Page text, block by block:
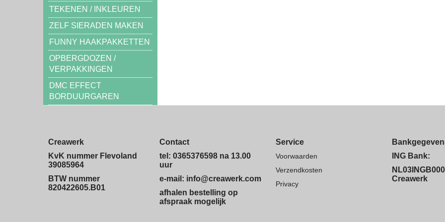
TEKENEN / INKLEUREN
ZELF SIERADEN MAKEN
FUNNY HAAKPAKKETTEN
OPBERGDOZEN /
VERPAKKINGEN
DMC EFFECT
BORDUURGAREN
Creawerk
KvK nummer Flevoland
39085964
BTW nummer
820422605.B01
Contact
tel: 0365376598 na 13.00
uur
e-mail: info@creawerk.com
afhalen bestelling op
afspraak mogelijk
Service
Voorwaarden
Verzendkosten
Privacy
ING Bank:
Creawerk